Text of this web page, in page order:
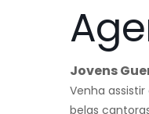
Jovens
Venha
belas